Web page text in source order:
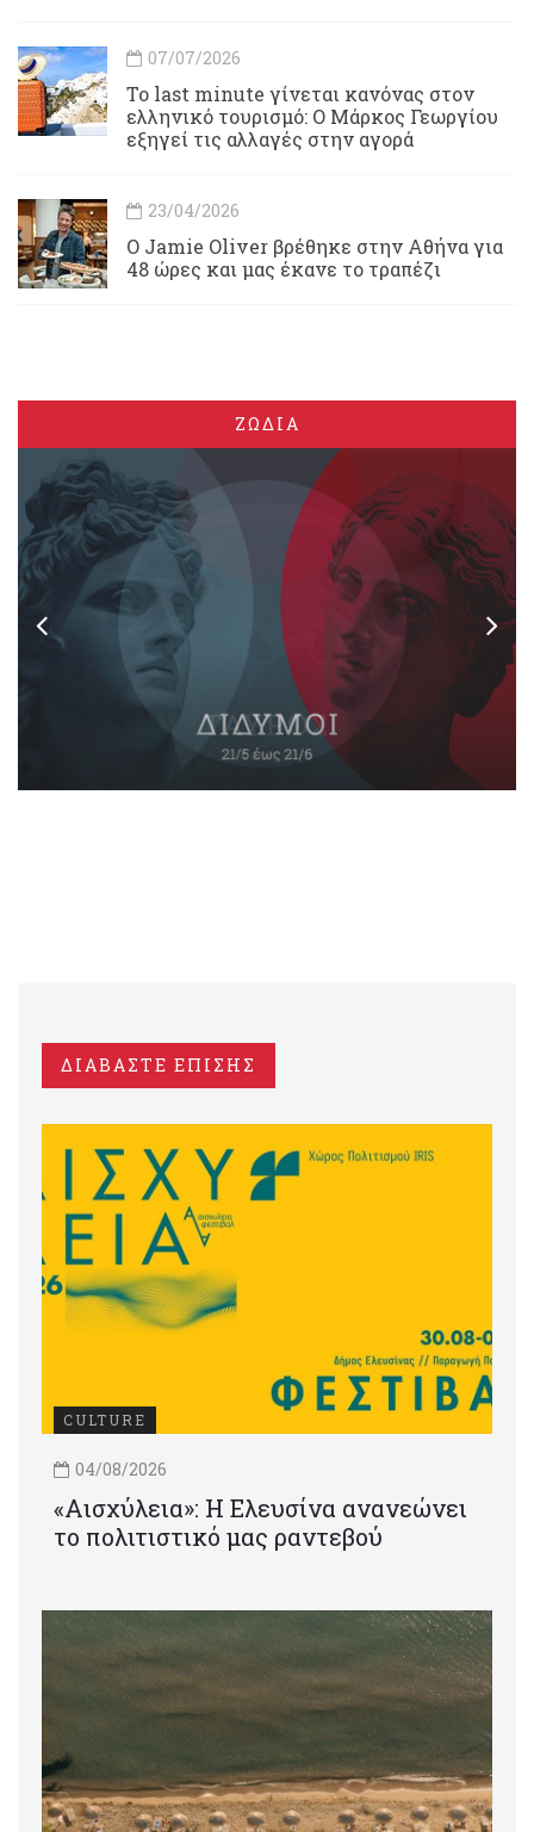
07/07/2026
Το last minute γίνεται κανόνας στον
ελληνικό τουρισμό: Ο Μάρκος Γεωργίου
εξηγεί τις αλλαγές στην αγορά
23/04/2026
Ο Jamie Oliver βρέθηκε στην Αθήνα για
48 ώρες και μας έκανε το τραπέζι
ΖΩΔΙΑ
ΔΙΑΒΑΣΤΕ ΕΠΙΣΗΣ
CULTURE
04/08/2026
«Αισχύλεια»: Η Ελευσίνα ανανεώνει
το πολιτιστικό μας ραντεβού